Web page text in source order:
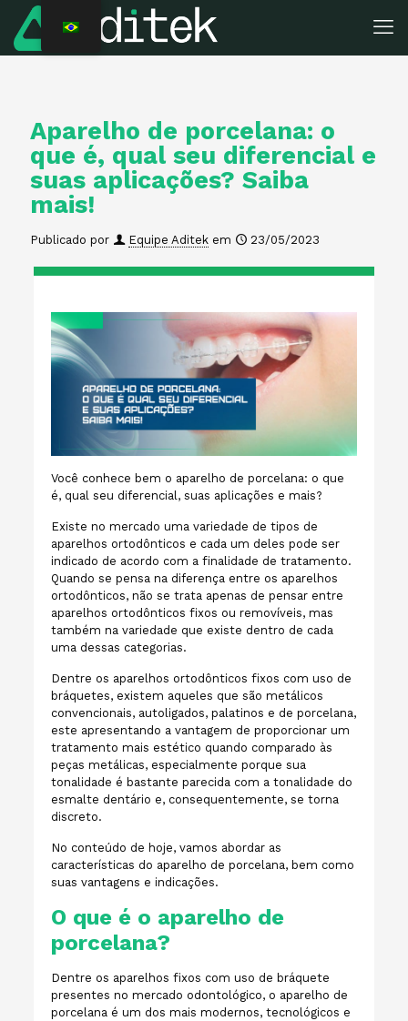
Aparelho de porcelana: o
que é, qual seu diferencial e
suas aplicações? Saiba
mais!
Publicado por Equipe Aditek em 23/05/2023
Você conhece bem o aparelho de porcelana: o que
é, qual seu diferencial, suas aplicações e mais?
Existe no mercado uma variedade de tipos de
aparelhos ortodônticos e cada um deles pode ser
indicado de acordo com a finalidade de tratamento.
Quando se pensa na diferença entre os aparelhos
ortodônticos, não se trata apenas de pensar entre
aparelhos ortodônticos fixos ou removíveis, mas
também na variedade que existe dentro de cada
uma dessas categorias.
Dentre os aparelhos ortodônticos fixos com uso de
bráquetes, existem aqueles que são metálicos
convencionais, autoligados, palatinos e de porcelana,
este apresentando a vantagem de proporcionar um
tratamento mais estético quando comparado às
peças metálicas, especialmente porque sua
tonalidade é bastante parecida com a tonalidade do
esmalte dentário e, consequentemente, se torna
discreto.
No conteúdo de hoje, vamos abordar as
características do aparelho de porcelana, bem como
suas vantagens e indicações.
O que é o aparelho de
porcelana?
Dentre os aparelhos fixos com uso de bráquete
presentes no mercado odontológico, o aparelho de
porcelana é um dos mais modernos, tecnológicos e